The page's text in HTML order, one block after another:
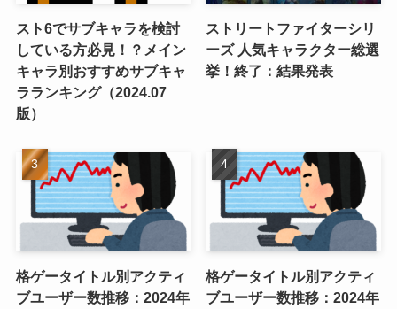
スト6でサブキャラを検討
している方必見！？メイン
キャラ別おすすめサブキャ
ラランキング（2024.07
版）
ストリートファイターシリ
ーズ 人気キャラクター総選
挙！終了：結果発表
格ゲータイトル別アクティ
ブユーザー数推移：2024年
格ゲータイトル別アクティ
ブユーザー数推移：2024年